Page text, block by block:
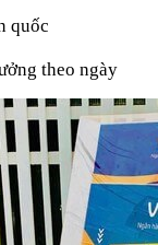
quốc
theo ngày